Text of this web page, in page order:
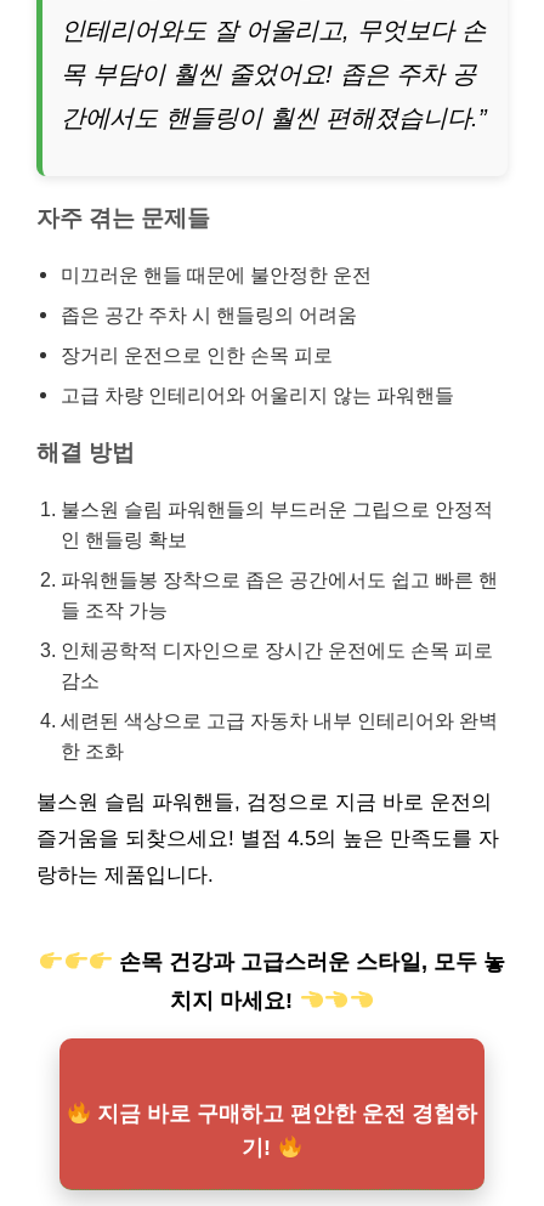
인테리어와도 잘 어울리고, 무엇보다 손
목 부담이 훨씬 줄었어요! 좁은 주차 공
간에서도 핸들링이 훨씬 편해졌습니다.”
자주 겪는 문제들
미끄러운 핸들 때문에 불안정한 운전
좁은 공간 주차 시 핸들링의 어려움
장거리 운전으로 인한 손목 피로
고급 차량 인테리어와 어울리지 않는 파워핸들
해결 방법
불스원 슬림 파워핸들의 부드러운 그립으로 안정적
인 핸들링 확보
파워핸들봉 장착으로 좁은 공간에서도 쉽고 빠른 핸
들 조작 가능
인체공학적 디자인으로 장시간 운전에도 손목 피로
감소
세련된 색상으로 고급 자동차 내부 인테리어와 완벽
한 조화
불스원 슬림 파워핸들, 검정으로 지금 바로 운전의
즐거움을 되찾으세요! 별점 4.5의 높은 만족도를 자
랑하는 제품입니다.
손목 건강과 고급스러운 스타일, 모두 놓
치지 마세요!
지금 바로 구매하고 편안한 운전 경험하
기!